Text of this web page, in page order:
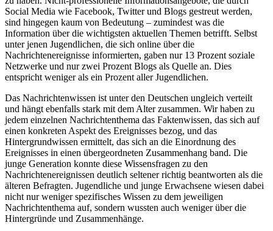
Social Media wie Facebook, Twitter und Blogs gestreut werden,
sind hingegen kaum von Bedeutung – zumindest was die
Information über die wichtigsten aktuellen Themen betrifft. Selbst
unter jenen Jugendlichen, die sich online über die
Nachrichtenereignisse informierten, gaben nur 13 Prozent soziale
Netzwerke und nur zwei Prozent Blogs als Quelle an. Dies
entspricht weniger als ein Prozent aller Jugendlichen.
Das Nachrichtenwissen ist unter den Deutschen ungleich verteilt
und hängt ebenfalls stark mit dem Alter zusammen. Wir haben zu
jedem einzelnen Nachrichtenthema das Faktenwissen, das sich auf
einen konkreten Aspekt des Ereignisses bezog, und das
Hintergrundwissen ermittelt, das sich an die Einordnung des
Ereignisses in einen übergeordneten Zusammenhang band. Die
junge Generation konnte diese Wissensfragen zu den
Nachrichtenereignissen deutlich seltener richtig beantworten als die
älteren Befragten. Jugendliche und junge Erwachsene wiesen dabei
nicht nur weniger spezifisches Wissen zu dem jeweiligen
Nachrichtenthema auf, sondern wussten auch weniger über die
Hintergründe und Zusammenhänge.